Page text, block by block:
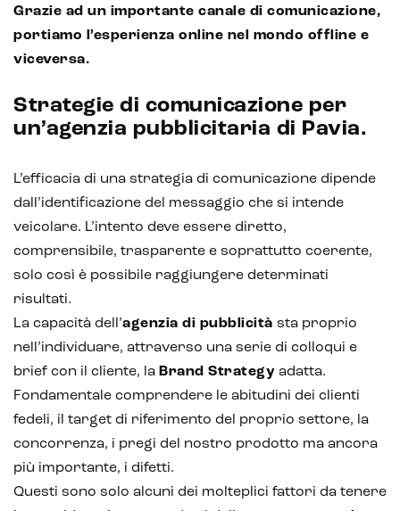
Grazie ad un importante canale di comunicazione,
portiamo l’esperienza online nel mondo offline e
viceversa.
Strategie di comunicazione per
un’agenzia pubblicitaria di Pavia.
L’efficacia di una strategia di comunicazione dipende
dall’identificazione del messaggio che si intende
veicolare. L’intento deve essere diretto,
comprensibile, trasparente e soprattutto coerente,
solo così è possibile raggiungere determinati
risultati.
La capacità dell’agenzia di pubblicità sta proprio
nell’individuare, attraverso una serie di colloqui e
brief con il cliente, la Brand Strategy adatta.
Fondamentale comprendere le abitudini dei clienti
fedeli, il target di riferimento del proprio settore, la
concorrenza, i pregi del nostro prodotto ma ancora
più importante, i difetti.
Questi sono solo alcuni dei molteplici fattori da tenere